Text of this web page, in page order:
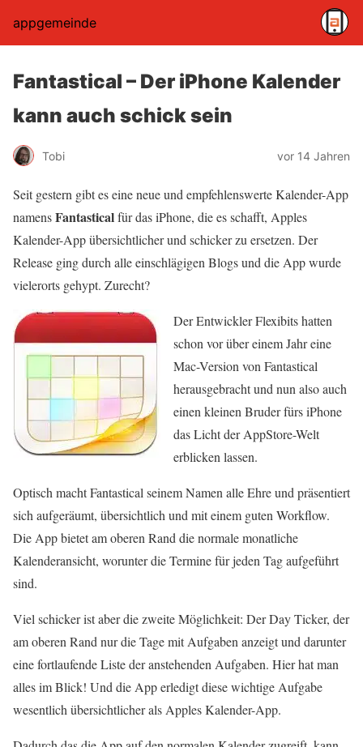
appgemeinde
Fantastical – Der iPhone Kalender
kann auch schick sein
Tobi vor 14 Jahren
Seit gestern gibt es eine neue und empfehlenswerte Kalender-App
namensFantasticalfür das iPhone, die es schafft, Apples
Kalender-App übersichtlicher und schicker zu ersetzen. Der
Release ging durch alle einschlägigen Blogs und die App wurde
vielerorts gehypt. Zurecht?
Der Entwickler Flexibits hatten
schon vor über einem Jahr eine
Mac-Version von Fantastical
herausgebracht und nun also auch
einen kleinen Bruder fürs iPhone
das Licht der AppStore-Welt
erblicken lassen.
Optisch macht Fantastical seinem Namen alle Ehre und präsentiert
sich aufgeräumt, übersichtlich und mit einem guten Workflow.
Die App bietet am oberen Rand die normale monatliche
Kalenderansicht, worunter die Termine für jeden Tag aufgeführt
sind.
Viel schicker ist aber die zweite Möglichkeit: Der Day Ticker, der
am oberen Rand nur die Tage mit Aufgaben anzeigt und darunter
eine fortlaufende Liste der anstehenden Aufgaben. Hier hat man
alles im Blick! Und die App erledigt diese wichtige Aufgabe
wesentlich übersichtlicher als Apples Kalender-App.